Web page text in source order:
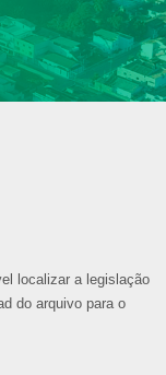
localizar a legislação
do arquivo para o